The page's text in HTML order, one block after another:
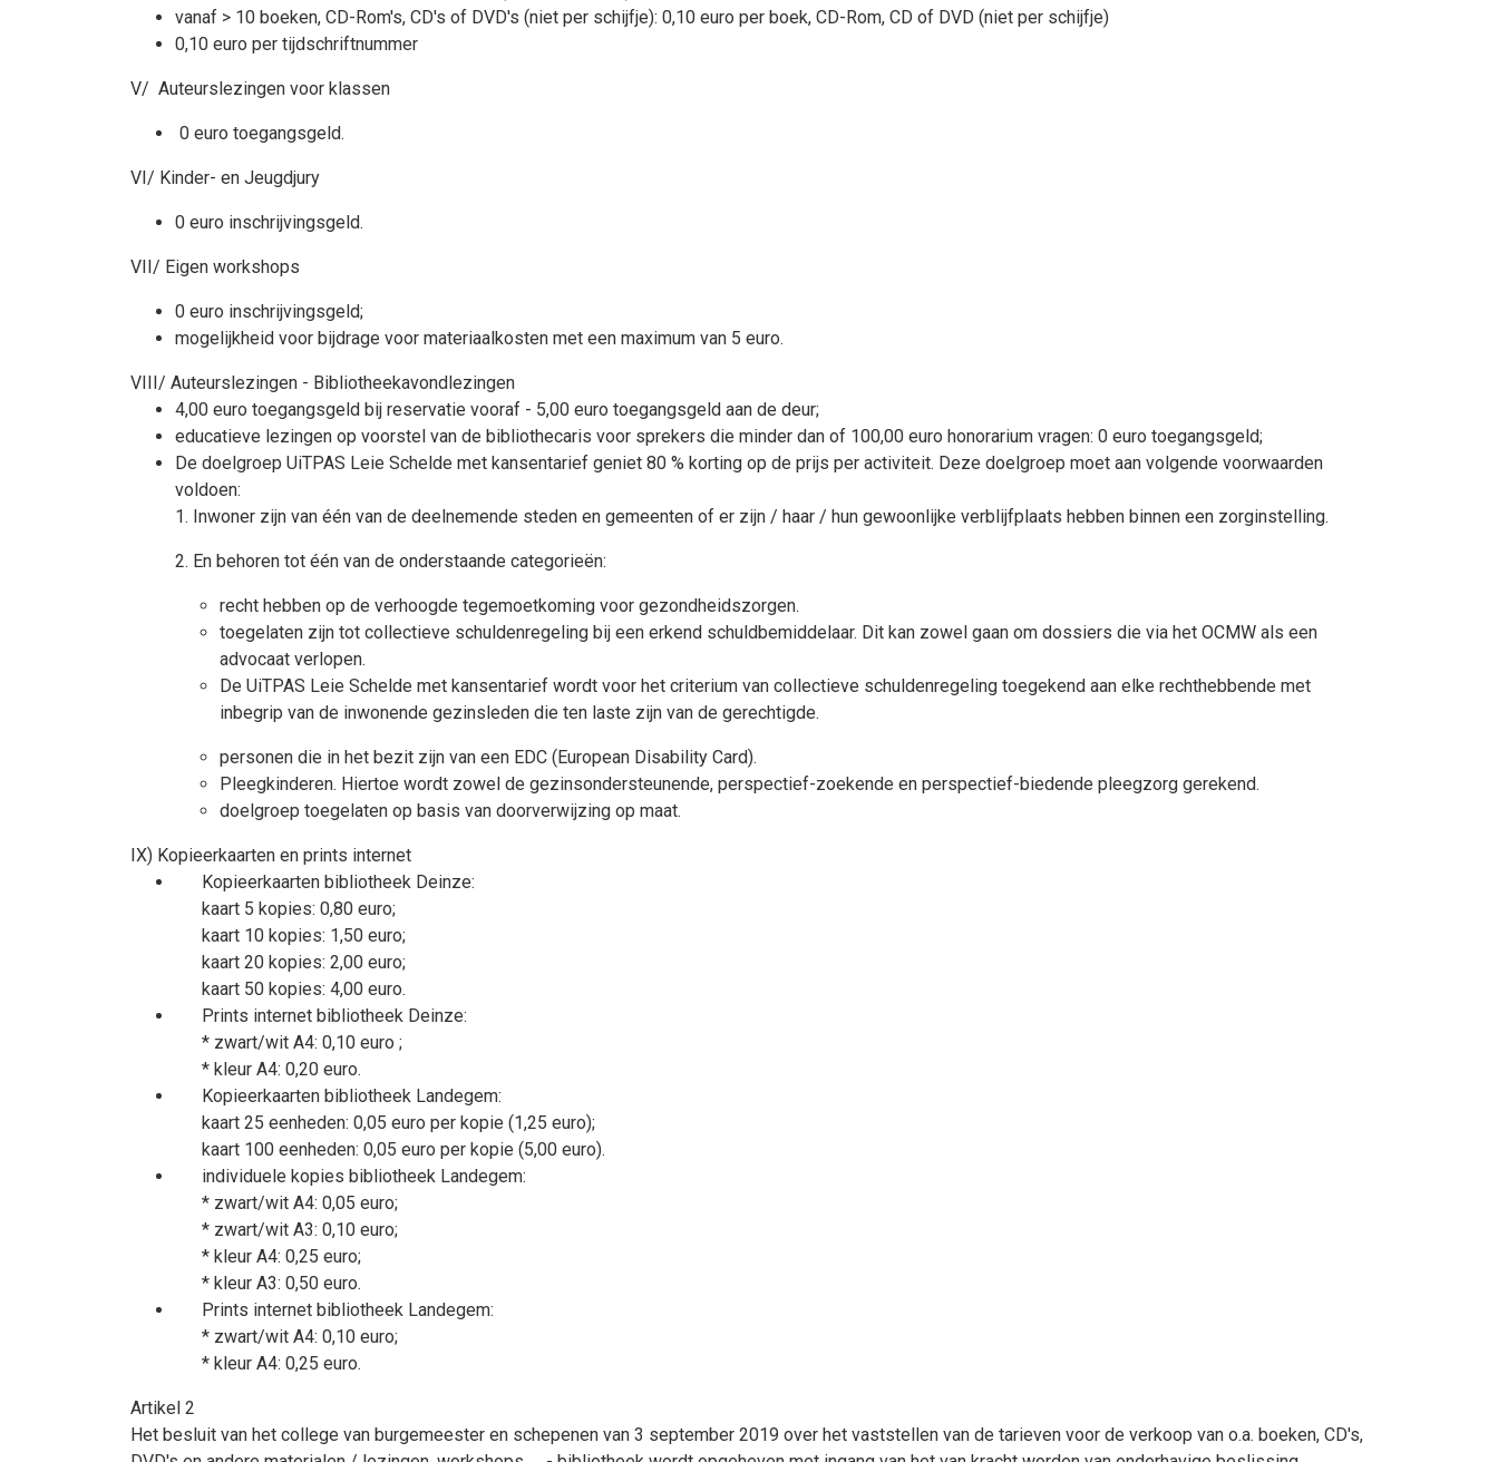
vanaf > 10 boeken, CD-Rom's, CD's of DVD's (niet per schijfje): 0,10 euro per boek, CD-Rom, CD of DVD (niet per schijfje)
0,10 euro per tijdschriftnummer
V/ Auteurslezingen voor klassen
0 euro toegangsgeld.
VI/ Kinder- en Jeugdjury
0 euro inschrijvingsgeld.
VII/ Eigen workshops
0 euro inschrijvingsgeld;
mogelijkheid voor bijdrage voor materiaalkosten met een maximum van 5 euro.
VIII/ Auteurslezingen - Bibliotheekavondlezingen
4,00 euro toegangsgeld bij reservatie vooraf - 5,00 euro toegangsgeld aan de deur;
educatieve lezingen op voorstel van de bibliothecaris voor sprekers die minder dan of 100,00 euro honorarium vragen: 0 euro toegangsgeld;
De doelgroep UiTPAS Leie Schelde met kansentarief geniet 80 % korting op de prijs per activiteit. Deze doelgroep moet aan volgende voorwaarden
voldoen:
1. Inwoner zijn van één van de deelnemende steden en gemeenten of er zijn / haar / hun gewoonlijke verblijfplaats hebben binnen een zorginstelling.
2. En behoren tot één van de onderstaande categorieën:
recht hebben op de verhoogde tegemoetkoming voor gezondheidszorgen.
toegelaten zijn tot collectieve schuldenregeling bij een erkend schuldbemiddelaar. Dit kan zowel gaan om dossiers die via het OCMW als een
advocaat verlopen.
De UiTPAS Leie Schelde met kansentarief wordt voor het criterium van collectieve schuldenregeling toegekend aan elke rechthebbende met
inbegrip van de inwonende gezinsleden die ten laste zijn van de gerechtigde.
personen die in het bezit zijn van een EDC (European Disability Card).
Pleegkinderen. Hiertoe wordt zowel de gezinsondersteunende, perspectief-zoekende en perspectief-biedende pleegzorg gerekend.
doelgroep toegelaten op basis van doorverwijzing op maat.
IX) Kopieerkaarten en prints internet
Kopieerkaarten bibliotheek Deinze:
kaart 5 kopies: 0,80 euro;
kaart 10 kopies: 1,50 euro;
kaart 20 kopies: 2,00 euro;
kaart 50 kopies: 4,00 euro.
Prints internet bibliotheek Deinze:
* zwart/wit A4: 0,10 euro ;
* kleur A4: 0,20 euro.
Kopieerkaarten bibliotheek Landegem:
kaart 25 eenheden: 0,05 euro per kopie (1,25 euro);
kaart 100 eenheden: 0,05 euro per kopie (5,00 euro).
individuele kopies bibliotheek Landegem:
* zwart/wit A4: 0,05 euro;
* zwart/wit A3: 0,10 euro;
* kleur A4: 0,25 euro;
* kleur A3: 0,50 euro.
Prints internet bibliotheek Landegem:
* zwart/wit A4: 0,10 euro;
* kleur A4: 0,25 euro.
Artikel 2
Het besluit van het college van burgemeester en schepenen van 3 september 2019 over het vaststellen van de tarieven voor de verkoop van o.a. boeken, CD's,